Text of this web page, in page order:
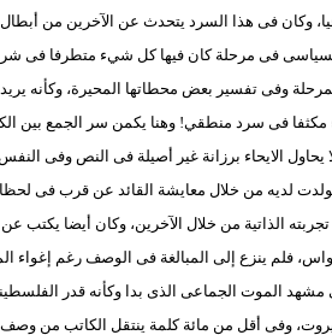
وكان فى هذا السرد يتحدث عن الآخرين من
فى مرحلة كان فيها كل شيء متطرفا فى
وفى تفسير بعض محطاتها المحيرة، وكأنه
مكثفا فى سرد منطقي! وهنا يكمن سر الجمع
يحاول الايحاء برزانة غير أصيلة فى النص وفى
لديه من خلال معايشة القائد عن قرب فى
الذاتية من خلال الآخرين، وكان أيضا يكتب
فلم ينزع إلى المبالغة فى الوصف رغم
الموت الجماعى الذى بدا وكأنه قدر
وفى أقل من مائة كلمة ينتقل الكاتب من وصف